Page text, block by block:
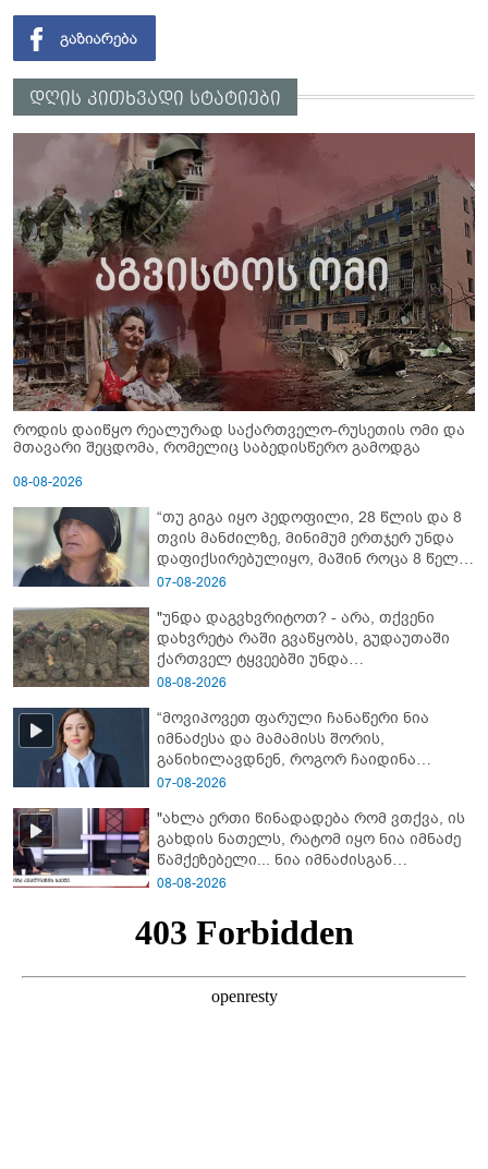
დღის კითხვადი სტატიები
როდის დაიწყო რეალურად საქართველო-რუსეთის ომი და
მთავარი შეცდომა, რომელიც საბედისწერო გამოდგა
08-08-2026
“თუ გიგა იყო პედოფილი, 28 წლის და 8
თვის მანძილზე, მინიმუმ ერთჯერ უნდა
დაფიქსირებულიყო, მაშინ როცა 8 წელი
ამზადებდა მოსწავლეებს! - იპოვონ ერთი
ავიწროებდა” - ეკა კუპატაძე
07-08-2026
"უნდა დაგვხვრიტოთ? - არა, თქვენი
დახვრეტა რაში გვაწყობს, გუდაუთაში
ქართველ ტყვეებში უნდა
გადაგცვალოთ..."
08-08-2026
“მოვიპოვეთ ფარული ჩანაწერი ნია
იმნაძესა და მამამისს შორის,
განიხილავდნენ, როგორ ჩაიდინა
გაბაშვილმა დანაშაული” - რას ამბობს
07-08-2026
"ახლა ერთი წინადადება რომ ვთქვა, ის
გახდის ნათელს, რატომ იყო ნია იმნაძე
წამქეზებელი... ნია იმნაძისგან
გამოსული ინფორმაციაა ეს" - რას
08-08-2026